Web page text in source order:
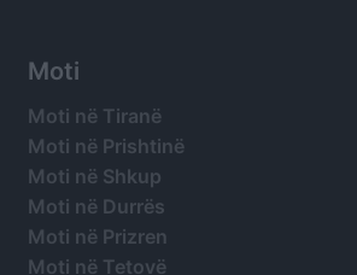
Moti
Moti në Tiranë
Moti në Prishtinë
Moti në Shkup
Moti në Durrës
Moti në Prizren
Moti në Tetovë